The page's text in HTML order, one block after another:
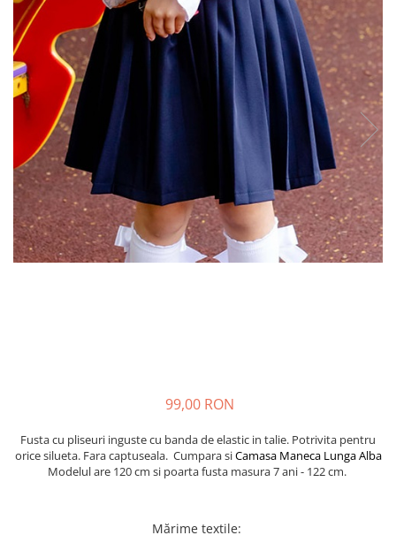
Tenisi
99,00 RON
Fusta cu pliseuri inguste cu banda de elastic in talie. Potrivita pentru
orice silueta. Fara captuseala. Cumpara siCamasa Maneca Lunga Alba
Modelul are 120 cm si poarta fusta masura 7 ani - 122 cm.
Mărime textile: